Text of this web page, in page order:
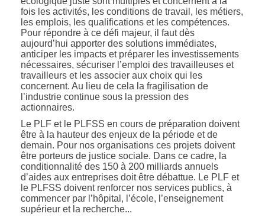
fois les activités, les conditions de travail, les métiers,
les emplois, les qualifications et les compétences.
Pour répondre à ce défi majeur, il faut dès
aujourd’hui apporter des solutions immédiates,
anticiper les impacts et préparer les investissements
nécessaires, sécuriser l’emploi des travailleuses et
travailleurs et les associer aux choix qui les
concernent. Au lieu de cela la fragilisation de
l’industrie continue sous la pression des
actionnaires.
Le PLF et le PLFSS en cours de préparation doivent
être à la hauteur des enjeux de la période et de
demain. Pour nos organisations ces projets doivent
être porteurs de justice sociale. Dans ce cadre, la
conditionnalité des 150 à 200 milliards annuels
d’aides aux entreprises doit être débattue. Le PLF et
le PLFSS doivent renforcer nos services publics, à
commencer par l’hôpital, l’école, l’enseignement
supérieur et la recherche...